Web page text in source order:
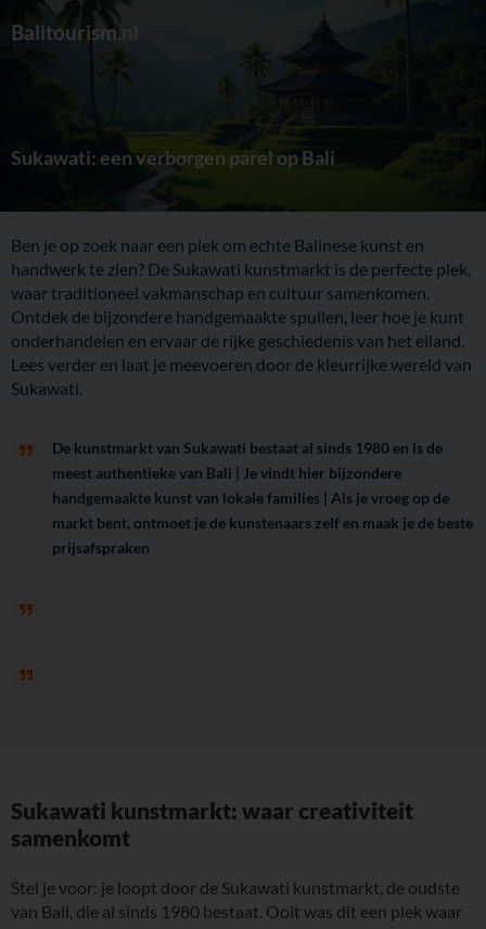
Balitourism.nl
Sukawati: een verborgen parel op Bali
Ben je op zoek naar een plek om echte Balinese kunst en
handwerk te zien? De Sukawati kunstmarkt is de perfecte plek,
waar traditioneel vakmanschap en cultuur samenkomen.
Ontdek de bijzondere handgemaakte spullen, leer hoe je kunt
onderhandelen en ervaar de rijke geschiedenis van het eiland.
Lees verder en laat je meevoeren door de kleurrijke wereld van
Sukawati.
De kunstmarkt van Sukawati bestaat al sinds 1980 en is de
meest authentieke van Bali | Je vindt hier bijzondere
handgemaakte kunst van lokale families | Als je vroeg op de
markt bent, ontmoet je de kunstenaars zelf en maak je de beste
prijsafspraken
Sukawati kunstmarkt: waar creativiteit
samenkomt
Stel je voor: je loopt door de Sukawati kunstmarkt, de oudste
van Bali, die al sinds 1980 bestaat. Ooit was dit een plek waar